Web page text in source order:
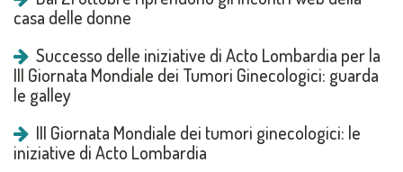
casa delle donne
Successo delle iniziative di Acto Lombardia per la
III Giornata Mondiale dei Tumori Ginecologici: guarda
le galley
III Giornata Mondiale dei tumori ginecologici: le
iniziative di Acto Lombardia